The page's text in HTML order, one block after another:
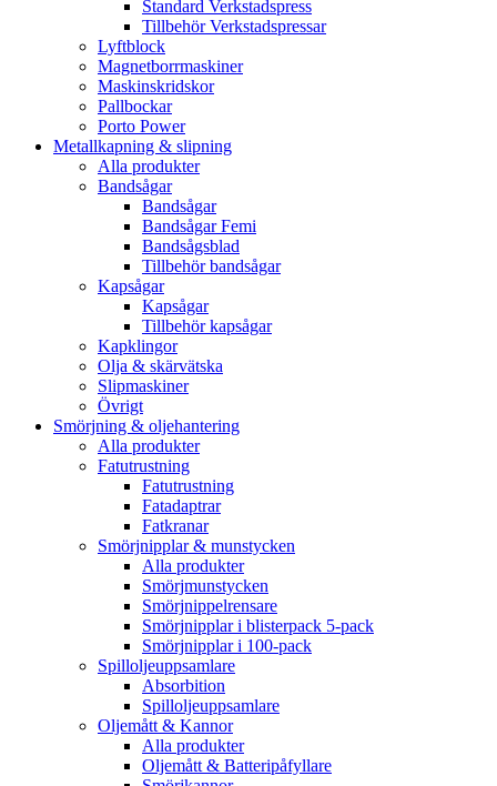
Standard Verkstadspress
Tillbehör Verkstadspressar
Lyftblock
Magnetborrmaskiner
Maskinskridskor
Pallbockar
Porto Power
Metallkapning & slipning
Alla produkter
Bandsågar
Bandsågar
Bandsågar Femi
Bandsågsblad
Tillbehör bandsågar
Kapsågar
Kapsågar
Tillbehör kapsågar
Kapklingor
Olja & skärvätska
Slipmaskiner
Övrigt
Smörjning & oljehantering
Alla produkter
Fatutrustning
Fatutrustning
Fatadaptrar
Fatkranar
Smörjnipplar & munstycken
Alla produkter
Smörjmunstycken
Smörjnippelrensare
Smörjnipplar i blisterpack 5-pack
Smörjnipplar i 100-pack
Spilloljeuppsamlare
Absorbition
Spilloljeuppsamlare
Oljemått & Kannor
Alla produkter
Oljemått & Batteripåfyllare